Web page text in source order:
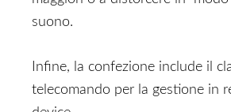
suono.
Infine, la confezione include il
telecomando per la gestione in